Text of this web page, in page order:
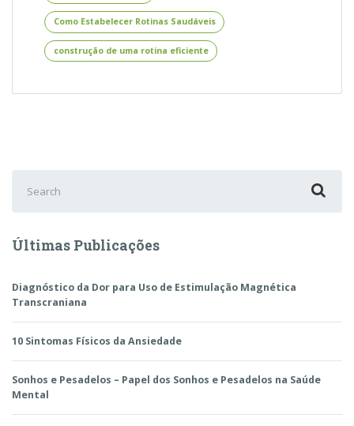
Saudáveis
para
Crianças
com
Neurológicos
Como Estabelecer Rotinas Saudáveis
construção de uma rotina eficiente
for:
Últimas Publicações
Diagnóstico da Dor para Uso de Estimulação Magnética
Transcraniana
10 Sintomas Físicos da Ansiedade
Sonhos e Pesadelos – Papel dos Sonhos e Pesadelos na Saúde
Mental